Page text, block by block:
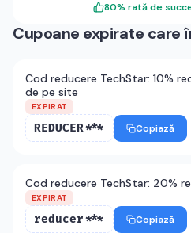
80% rată de
Cupoane expirate care
Cod reducere TechStar: 10%
de pe site
EXPIRAT
REDUCER*** Copiază
Cod reducere TechStar: 20%
EXPIRAT
reducer*** Copiază